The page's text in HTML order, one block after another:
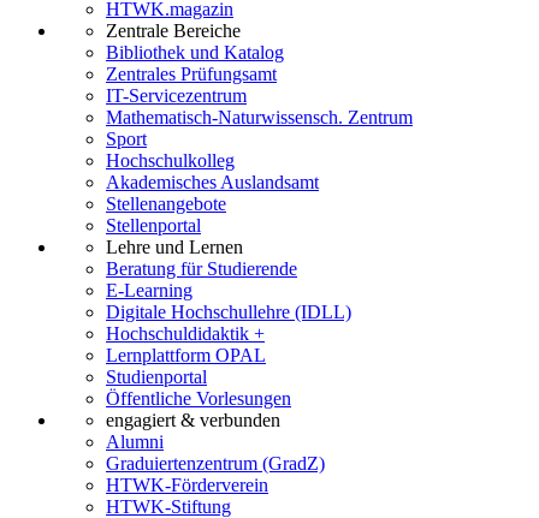
HTWK.magazin
Zentrale Bereiche
Bibliothek und Katalog
Zentrales Prüfungsamt
IT-Servicezentrum
Mathematisch-Naturwissensch. Zentrum
Sport
Hochschulkolleg
Akademisches Auslandsamt
Stellenangebote
Stellenportal
Lehre und Lernen
Beratung für Studierende
E-Learning
Digitale Hochschullehre (IDLL)
Hochschuldidaktik +
Lernplattform OPAL
Studienportal
Öffentliche Vorlesungen
engagiert & verbunden
Alumni
Graduiertenzentrum (GradZ)
HTWK-Förderverein
HTWK-Stiftung